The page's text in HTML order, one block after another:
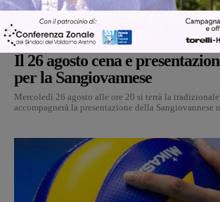
San Giovanni Valdarno Michele Bossini 5 Agosto
Il 26 agosto cena e
per la Sangiovannese
Mercoledì 26 agosto alle ore 20 si terrà la tradizionale
accompagnerà la presentazione della Sangiovannese